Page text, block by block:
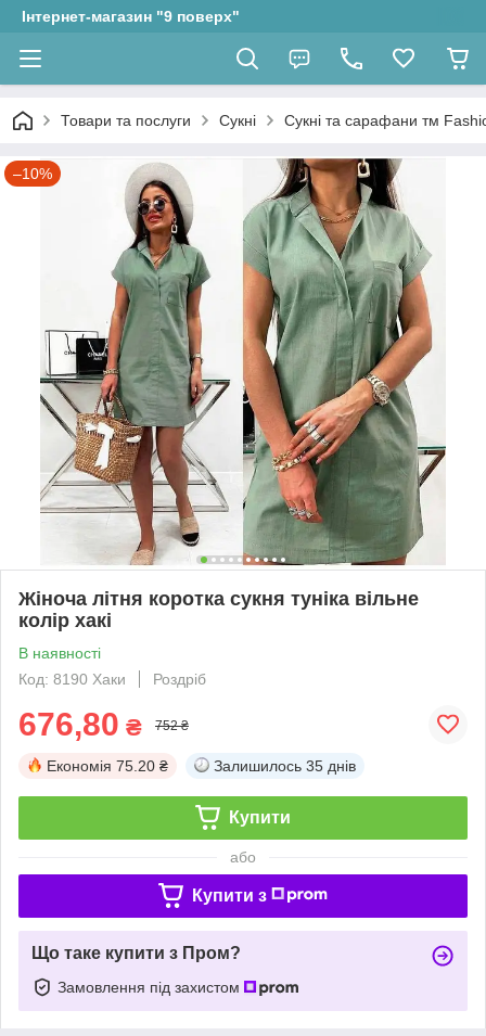
Інтернет-магазин "9 поверх"
Товари та послуги Сукні Сукні та сарафани тм
–10%
Жіноча літня коротка сукня туніка вільне
колір хакі
В наявності
Код: 8190 Хаки
Роздріб
676,80 ₴ 752 ₴
Економія 75.20 ₴ Залишилось 35 днів
Купити
або
Купити з
Що таке купити з Пром?
Замовлення під захистом